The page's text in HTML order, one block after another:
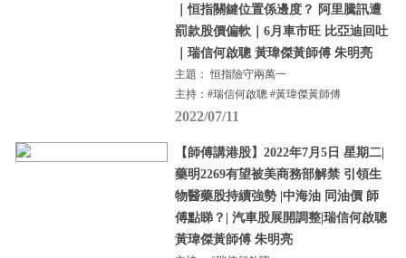
｜恒指關鍵位置係邊度？ 阿里騰訊遭
罰款股價偏軟｜6月車市旺 比亞迪回吐
｜瑞信何啟聰 黃瑋傑黃師傅 朱明亮
主題： 恒指險守兩萬一
主持：#瑞信何啟聰 #黃瑋傑黃師傅
2022/07/11
【師傅講港股】2022年7月5日 星期二|
藥明2269有望被美商務部解禁 引領生
物醫藥股持續強勢 |中海油 同油價 師
傅點睇？| 汽車股展開調整|瑞信何啟聰
黃瑋傑黃師傅 朱明亮